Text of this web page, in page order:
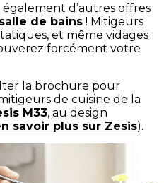
d’autres offres
de bains ! Mitigeurs
et même vidages
forcément votre
la brochure pour
de cuisine de la
M33, au design
savoir plus sur Zesis).